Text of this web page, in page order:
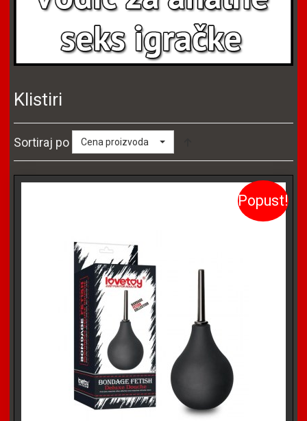
Klistiri
Sortiraj po Cena proizvoda
Popust!